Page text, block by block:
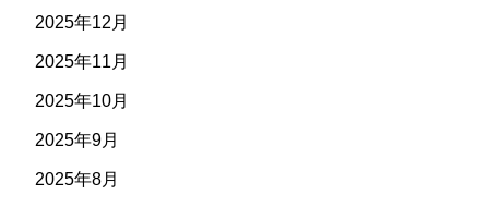
2025年12月
2025年11月
2025年10月
2025年9月
2025年8月